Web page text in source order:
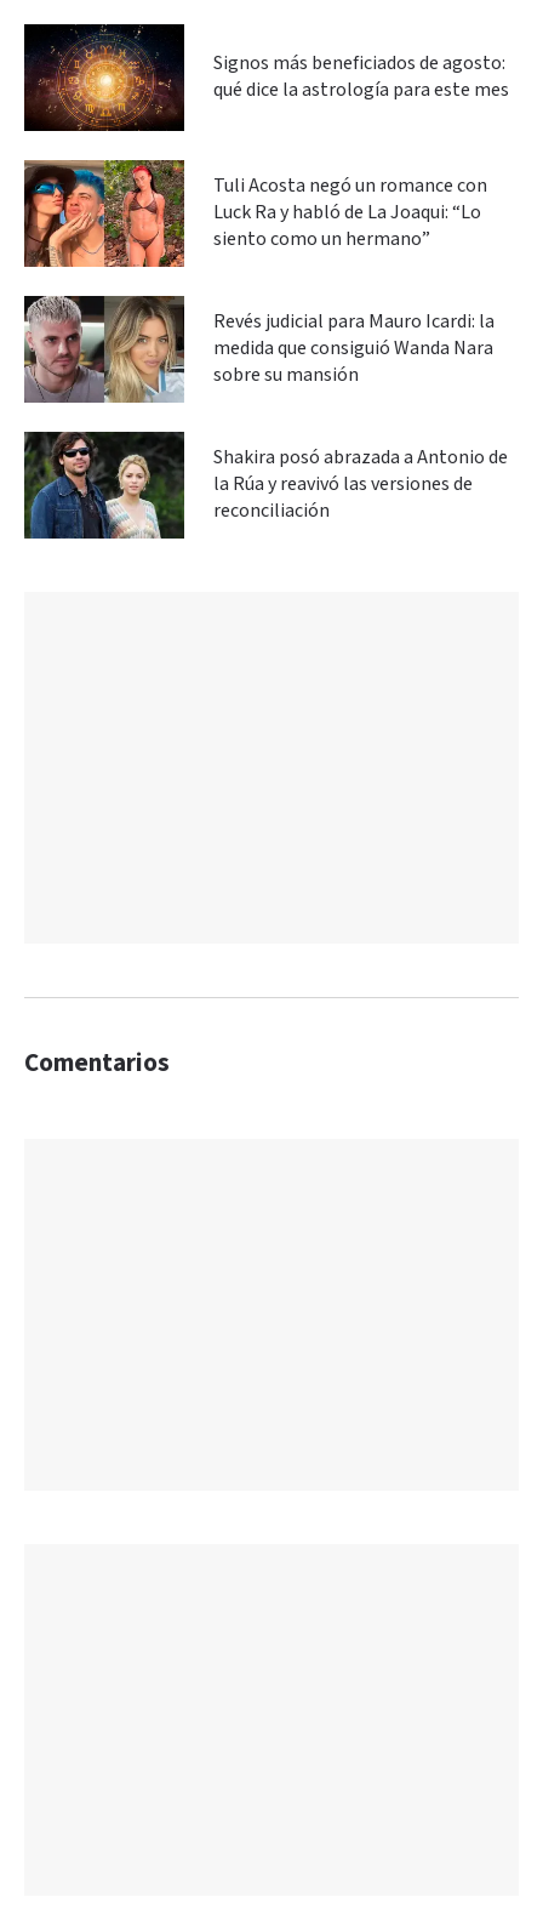
Signos más beneficiados de agosto:
qué dice la astrología para este mes
Tuli Acosta negó un romance con
Luck Ra y habló de La Joaqui: “Lo
siento como un hermano”
Revés judicial para Mauro Icardi: la
medida que consiguió Wanda Nara
sobre su mansión
Shakira posó abrazada a Antonio de
la Rúa y reavivó las versiones de
reconciliación
Comentarios